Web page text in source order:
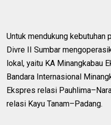
Untuk mendukung kebutuhan
Divre II Sumbar
lokal, yaitu KA Minangkabau
Bandara Internasional
Ekspres relasi
relasi Kayu Tanam–Padang.